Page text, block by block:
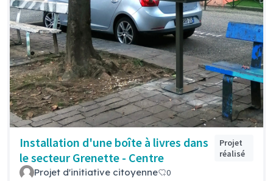
Installation d'une boîte à livres dans
le secteur Grenette - Centre
Projet
réalisé
Projet d'initiative citoyenne 0